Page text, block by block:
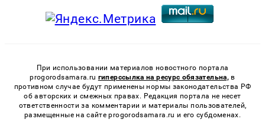
При использовании материалов новостного портала
progorodsamara.ru гиперссылка на ресурс обязательна, в
противном случае будут применены нормы законодательства РФ
об авторских и смежных правах. Редакция портала не несет
ответственности за комментарии и материалы пользователей,
размещенные на сайте progorodsamara.ru и его субдоменах.